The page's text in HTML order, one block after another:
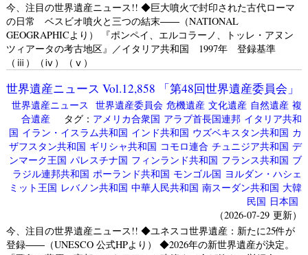
今、注目の世界遺産ニュース!! ◆巨大噴火で封印された古代ローマ
の日常 ベスビオ噴火と三つの結末――（NATIONAL
GEOGRAPHICより） 『ポンペイ、エルコラーノ、トッレ・アヌン
ツィアータの考古地区』／イタリア共和国 1997年 登録基準
（ⅲ）（ⅳ）（ⅴ）
世界遺産ニュース Vol.12,858 「第48回世界遺産委員会」
世界遺産ニュース 世界遺産委員会 危機遺産 文化遺産 自然遺産 複
合遺産タグ： アメリカ合衆国 アラブ首長国連邦 イタリア共和
国 イラン・イスラム共和国 インド共和国 ウズベキスタン共和国 カ
ザフスタン共和国 ギリシャ共和国 コモロ連合 チュニジア共和国 デ
ンマーク王国 パレスチナ国 フィンランド共和国 フランス共和国 ブ
ラジル連邦共和国 ポーランド共和国 モンゴル国 ヨルダン・ハシェ
ミット王国 レバノン共和国 中華人民共和国 南スーダン共和国 大韓
民国 日本国
（2026-07-29 更新）
今、注目の世界遺産ニュース!! ◆ユネスコ世界遺産：新たに25件が
登録――（UNESCO 公式HPより） ◆2026年の新世界遺産が決定。